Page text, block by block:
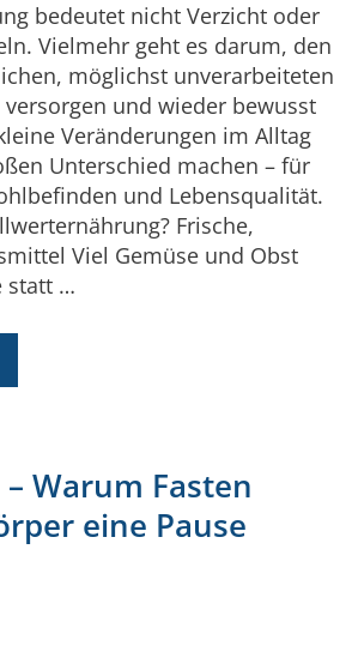
bedeutet nicht Verzicht oder
Vielmehr geht es darum, den
möglichst unverarbeiteten
und wieder bewusst
Veränderungen im Alltag
Unterschied machen – für
und Lebensqualität.
Frische,
Viel Gemüse und Obst
statt …
Warum Fasten
eine Pause